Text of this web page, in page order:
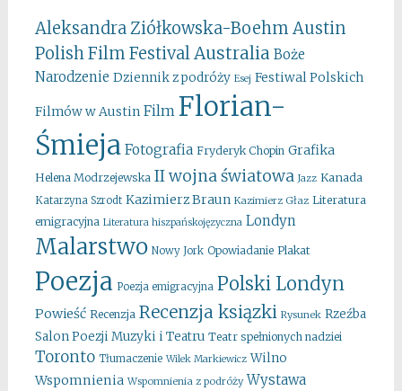
Aleksandra Ziółkowska-Boehm Austin
Polish Film FestivalAustralia Boże
Narodzenie Dziennik z podróży Esej Festiwal Polskich
Filmów w Austin Film Florian-
Śmieja Fotografia Fryderyk Chopin Grafika
Helena Modrzejewska II wojna światowa Jazz Kanada
Katarzyna Szrodt Kazimierz Braun Kazimierz Głaz Literatura
emigracyjna Literatura hiszpańskojęzyczna Londyn
Malarstwo Nowy Jork Opowiadanie Plakat
Poezja Poezja emigracyjna Polski Londyn
Powieść Recenzja Recenzja ksiązki Rysunek Rzeźba
Salon Poezji Muzyki i Teatru Teatr spełnionych nadziei
Toronto Tłumaczenie Wilek Markiewicz Wilno
Wspomnienia Wspomnienia z podróży Wystawa